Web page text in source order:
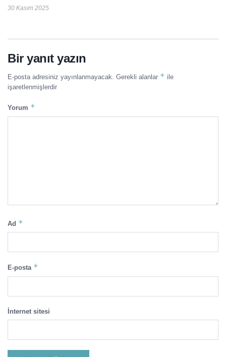
30 Kasım 2025
Bir yanıt yazın
E-posta adresiniz yayınlanmayacak. Gerekli alanlar * ile
işaretlenmişlerdir
Yorum *
Ad *
E-posta *
İnternet sitesi